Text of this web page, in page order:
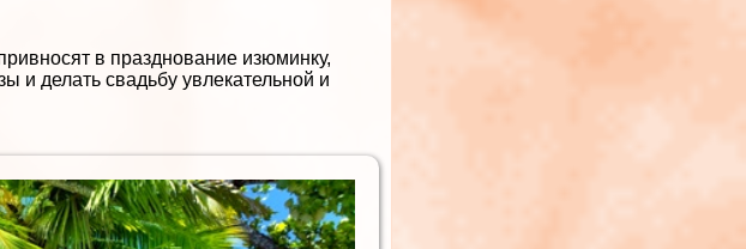
в празднование изюминку,
и делать свадьбу увлекательной и